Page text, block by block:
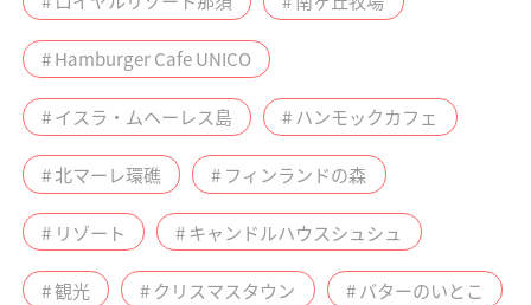
# Hamburger Cafe UNICO
# イスラ・ムヘーレス島 # ハンモックカフェ
# 北マーレ環礁 # フィンランドの森
# リゾート # キャンドルハウスシュシュ
# 観光 # クリスマスタウン # バターのいとこ